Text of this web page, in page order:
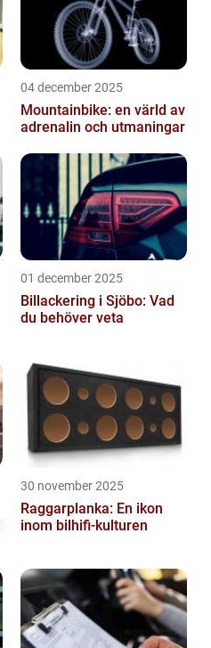
04 december 2025
Mountainbike: en värld av
adrenalin och utmaningar
01 december 2025
Billackering i Sjöbo: Vad
du behöver veta
30 november 2025
Raggarplanka: En ikon
inom bilhifi-kulturen